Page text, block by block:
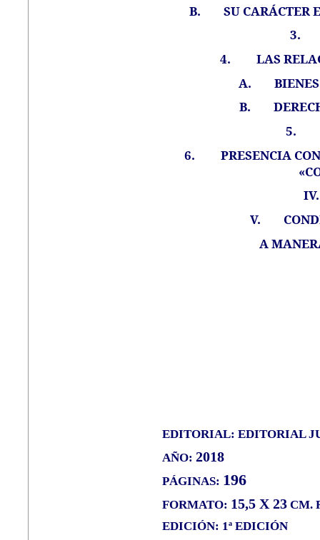
B.
SU CARÁCTER
3.
4.
LAS
A.
B.
5.
6.
PRESENCIA
IV.
V.
A
EDITORIAL: EDITORIAL
AÑO: 2018
PÁGINAS: 196
FORMATO: 15,5 X 23 CM.
EDICIÓN: 1ª EDICIÓN